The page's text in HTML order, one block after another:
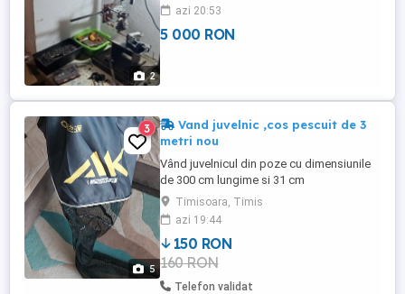
2
azi 20:53
5 000 RON
5
3
Vand juvelnic ,cos pescuit de 3
metri nou
Vând juvelnicul din poze cu dimensiunile
de 300 cm lungime si 31 cm
latime.Juvelnicul este nou!!!Pentru cei cu
adevărat interesați și de alte detalii pot
trimite mai multe poze sau filmare.Preț
vânzare 150 lei.Prefer predare personala
dar trimit și prin courier cu verificare prin
Publi!!!
Timisoara, Timis
azi 19:44
150 RON
160 RON
Telefon validat